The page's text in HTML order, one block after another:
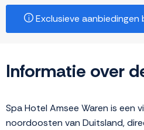
Exclusieve aanbiedingen
Informatie over
Spa Hotel Amsee Waren is
noordoosten van Duitsland,